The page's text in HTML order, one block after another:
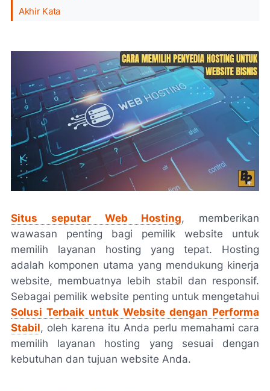
Akhir Kata
Situs seputar Web Hosting, memberikan
wawasan penting bagi pemilik website untuk
memilih layanan hosting yang tepat. Hosting
adalah komponen utama yang mendukung kinerja
website, membuatnya lebih stabil dan responsif.
Sebagai pemilik website penting untuk mengetahui
Solusi Terbaik untuk Website dengan Performa
Stabil, oleh karena itu Anda perlu memahami cara
memilih layanan hosting yang sesuai dengan
kebutuhan dan tujuan website Anda.